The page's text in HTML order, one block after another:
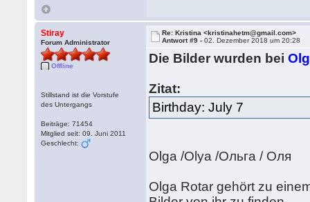
Stiray
Forum Administrator
Offline
Stillstand ist die Vorstufe
des Untergangs
Beiträge: 71454
Mitglied seit: 09. Juni 2011
Geschlecht:
Re: Kristina <kristinahetm@gmail.com>
Antwort #9 -02. Dezember 2018 um 20:28
Die Bilder wurden bei
Zitat:
Birthday: July 7
Olga /Olya /Ольга / Оля
Olga Rotar gehört zu